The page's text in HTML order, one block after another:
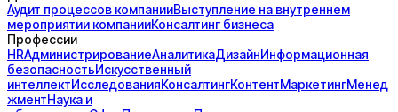
Аудит процессов компанииВыступление на внутреннем
мероприятии компанииКонсалтинг бизнеса
Профессии
HRАдминистрированиеАналитикаДизайнИнформационная
безопасностьИскусственный
интеллектИсследованияКонсалтингКонтентМаркетингМенед
жментНаука и